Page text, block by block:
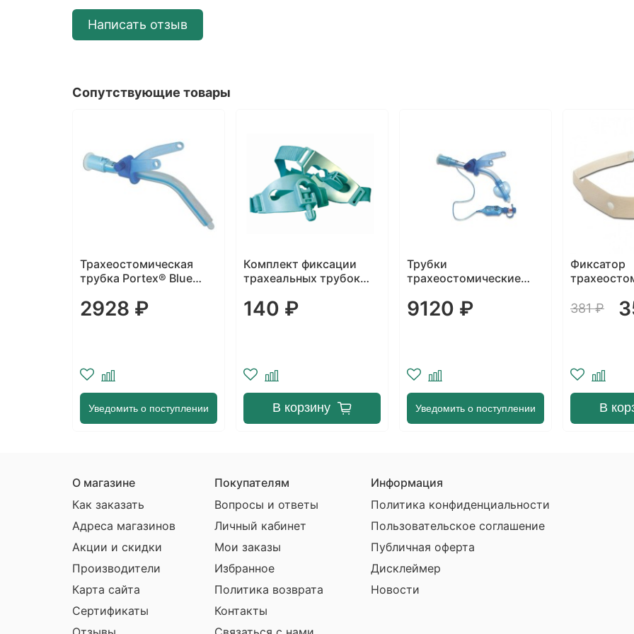
Написать отзыв
Сопутствующие товары
Трахеостомическая
трубка Portex® Blue
регулируемым фланцем
2928 ₽
Уведомить о поступлении
Комплект фиксации
трахеальных трубок
Healthcare
140 ₽
В корзину
Трубки
трахеостомические
манжетой и
регулируемым фланцем
9120 ₽
Уведомить о поступлении
Фиксатор
381 ₽
В
О магазине
Как заказать
Адреса магазинов
Акции и скидки
Производители
Карта сайта
Сертификаты
Покупателям
Вопросы и ответы
Личный кабинет
Мои заказы
Избранное
Политика возврата
Контакты
Информация
Политика конфиденциальности
Пользовательское соглашение
Публичная оферта
Дисклеймер
Новости